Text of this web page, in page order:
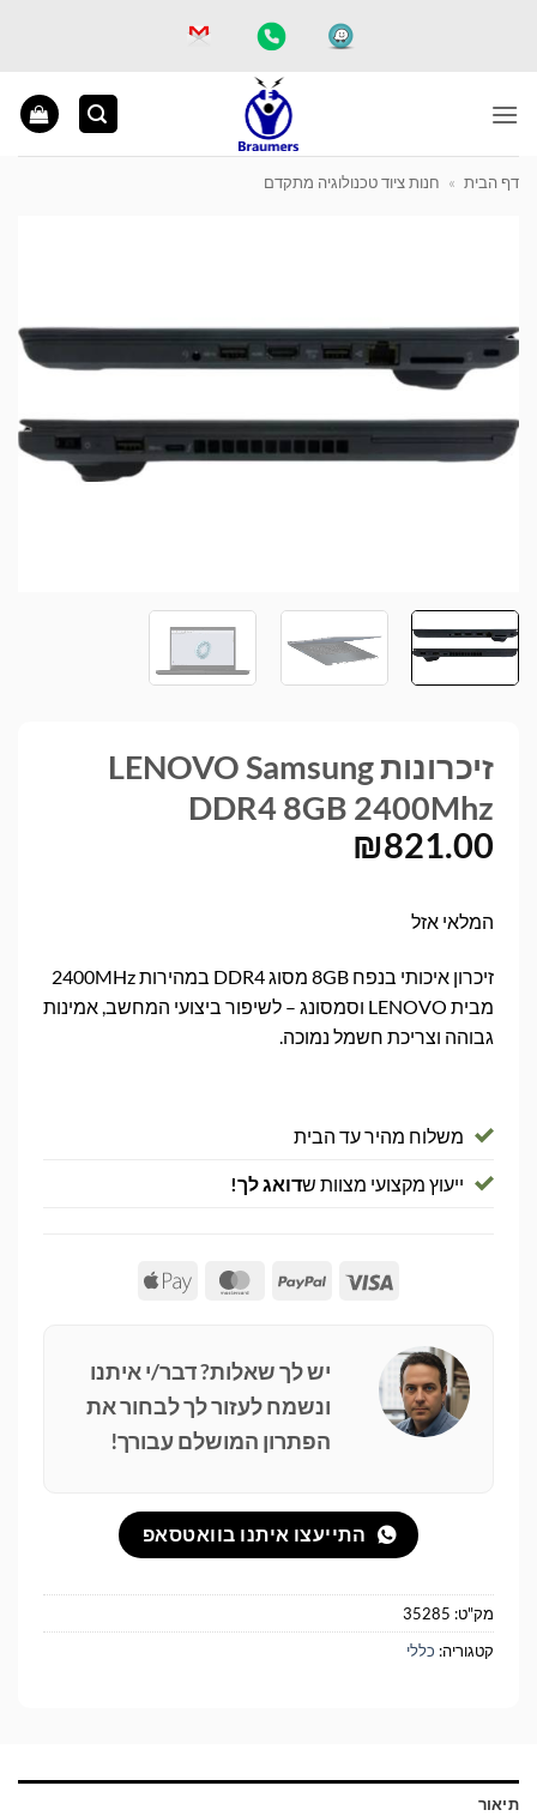
דף הבית » חנות ציוד טכנולוגיה מתקדם
זיכרונות LENOVO Samsung
DDR4 8GB 2400Mhz
₪821.00
המלאי אזל
זיכרון איכותי בנפח 8GB מסוג DDR4 במהירות 2400MHz
מבית LENOVO וסמסונג – לשיפור ביצועי המחשב, אמינות
גבוהה וצריכת חשמל נמוכה.
משלוח מהיר עד הבית
ייעוץ מקצועי מצוות שדואג לך!
Visa
PayPal
MasterCard
Apple
יש לך שאלות? דבר/י איתנו
ונשמח לעזור לך לבחור את
הפתרון המושלם עבורך!
התייעצו איתנו בוואטסאפ
מק"ט: 35285
קטגוריה: כללי
תיאור